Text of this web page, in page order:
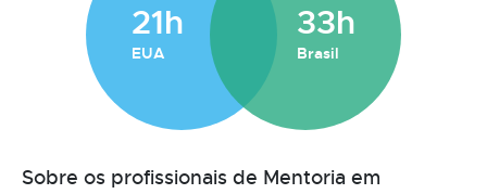
21h
EUA
33h
Brasil
Sobre os profissionais de Mentoria em